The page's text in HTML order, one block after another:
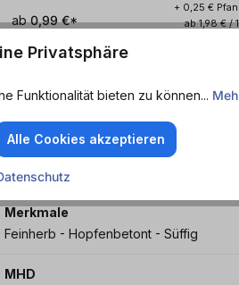
ab0,99 €*
+ 0,25 €
ab 1,98 € /
Merkmale
Feinherb - Hopfenbetont - Süffig
MHD
Privatsphäre
Funktionalität bieten zu können...
Alle Cookies akzeptieren